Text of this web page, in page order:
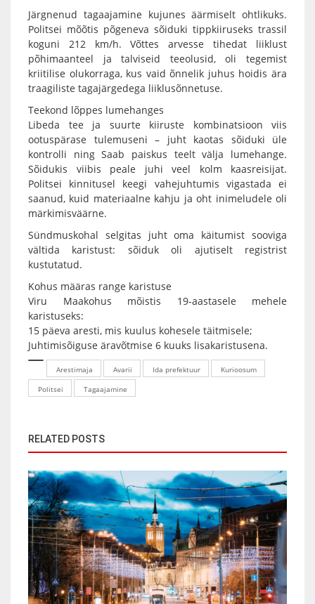
Järgnenud tagaajamine kujunes äärmiselt ohtlikuks.
Politsei mõõtis põgeneva sõiduki tippkiiruseks trassil
koguni 212 km/h. Võttes arvesse tihedat liiklust
põhimaanteel ja talviseid teeolusid, oli tegemist
kriitilise olukorraga, kus vaid õnnelik juhus hoidis ära
traagiliste tagajärgedega liiklusõnnetuse.
Teekond lõppes lumehanges
Libeda tee ja suurte kiiruste kombinatsioon viis
ootuspärase tulemuseni – juht kaotas sõiduki üle
kontrolli ning Saab paiskus teelt välja lumehange.
Sõidukis viibis peale juhi veel kolm kaasreisijat.
Politsei kinnitusel keegi vahejuhtumis vigastada ei
saanud, kuid materiaalne kahju ja oht inimeludele oli
märkimisväärne.
Sündmuskohal selgitas juht oma käitumist sooviga
vältida karistust: sõiduk oli ajutiselt registrist
kustutatud.
Kohus määras range karistuse
Viru Maakohus mõistis 19-aastasele mehele
karistuseks:
15 päeva aresti, mis kuulus kohesele täitmisele;
Juhtimisõiguse äravõtmise 6 kuuks lisakaristusena.
Arestimaja Avarii Ida prefektuur
Kurioosum
Politsei
Tagaajamine
RELATED POSTS